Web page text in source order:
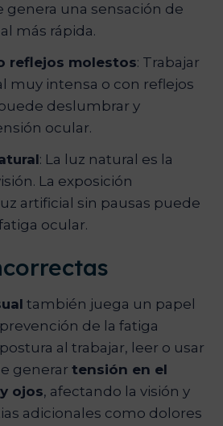
genera una sensación de
más rápida.
reflejos molestos: Trabajar
muy intensa o con reflejos
deslumbrar y
ocular.
: La luz natural es la
La exposición
artificial sin pausas puede
ocular.
también juega un papel
de la fatiga
al trabajar, leer o usar
generar tensión en el
ojos, afectando la visión y
adicionales como dolores